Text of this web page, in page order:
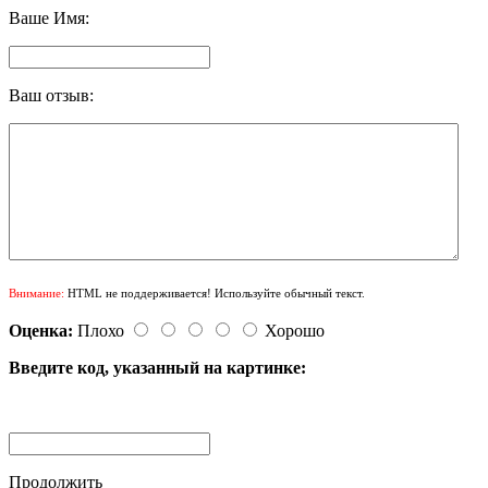
Ваше Имя:
Ваш отзыв:
Внимание: HTML не поддерживается! Используйте обычный текст.
Оценка: Плохо
Хорошо
Введите код, указанный на картинке:
Продолжить